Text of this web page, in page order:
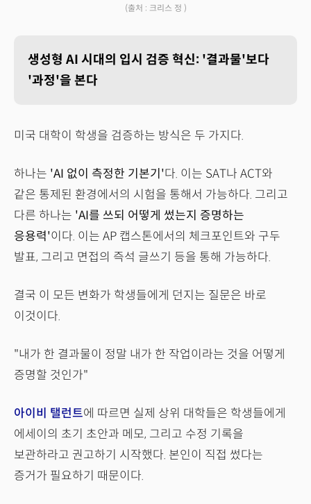
(출처 : 크리스 정 )
생성형 AI 시대의 입시 검증 혁신: '결과물'보다
'과정'을 본다
미국 대학이 학생을 검증하는 방식은 두 가지다.
하나는 'AI 없이 측정한 기본기'다. 이는 SAT나 ACT와
같은 통제된 환경에서의 시험을 통해서 가능하다. 그리고
다른 하나는 'AI를 쓰되 어떻게 썼는지 증명하는
응용력'이다. 이는 AP 캡스톤에서의 체크포인트와 구두
발표, 그리고 면접의 즉석 글쓰기 등을 통해 가능하다.
결국 이 모든 변화가 학생들에게 던지는 질문은 바로
이것이다.
"내가 한 결과물이 정말 내가 한 작업이라는 것을 어떻게
증명할 것인가"
아이비 탤런트에 따르면 실제 상위 대학들은 학생들에게
에세이의 초기 초안과 메모, 그리고 수정 기록을
보관하라고 권고하기 시작했다. 본인이 직접 썼다는
증거가 필요하기 때문이다.